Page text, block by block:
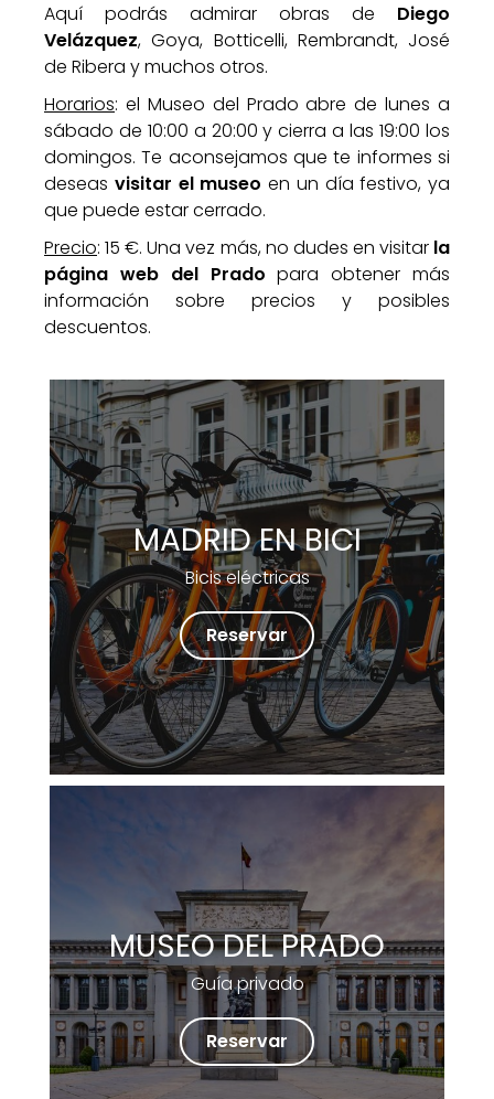
Aquí podrás admirar obras de Diego
Velázquez, Goya, Botticelli, Rembrandt, José
de Ribera y muchos otros.
Horarios: el Museo del Prado abre de lunes a
sábado de 10:00 a 20:00 y cierra a las 19:00 los
domingos. Te aconsejamos que te informes si
deseas visitar el museo en un día festivo, ya
que puede estar cerrado.
Precio: 15 €. Una vez más, no dudes en visitar la
página web del Prado para obtener más
información sobre precios y posibles
descuentos.
MADRID EN BICI
Bicis eléctricas
Reservar
MUSEO DEL PRADO
Guía privado
Reservar